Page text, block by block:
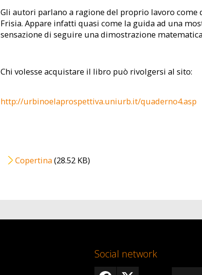
Gli autori parlano a ragione del proprio lavoro come
Frisia. Appare infatti quasi come la guida ad una
sensazione di seguire una dimostrazione
Chi volesse acquistare il libro può rivolgersi al sito:
http://urbinoelaprospettiva.uniurb.it/quaderno4.asp
File
Copertina(28.52 KB)
Social network